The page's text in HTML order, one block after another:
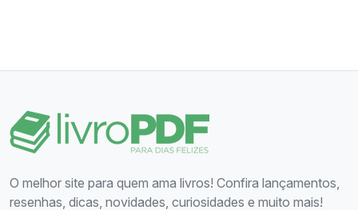
O melhor site para quem ama livros! Confira lançamentos,
resenhas, dicas, novidades, curiosidades e muito mais!